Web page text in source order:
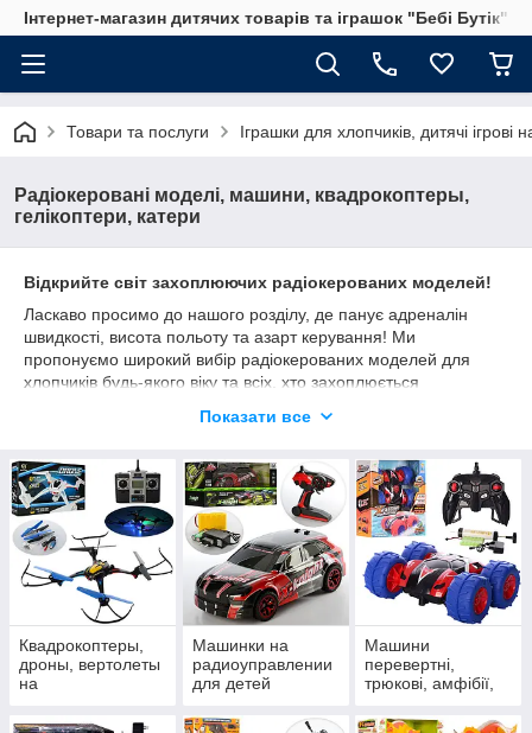
Інтернет-магазин дитячих товарів та іграшок "Бебі Бутік"
Товари та послуги Іграшки для хлопчиків, дитячі ігрові
Радіокеровані моделі, машини, квадрокоптеры,
гелікоптери, катери
Відкрийте світ захоплюючих радіокерованих моделей!
Ласкаво просимо до нашого розділу, де панує адреналін
швидкості, висота польоту та азарт керування! Ми
пропонуємо широкий вибір радіокерованих моделей для
хлопчиків будь-якого віку та всіх, хто захоплюється
подарунок, що подарує незабутні емоції та години
Показати все
Квадрокоптеры,
дроны, вертолеты
на
Машинки на
радиоуправлении
для детей
Машини
перевертні,
трюкові, амфібії,
дрифтовые